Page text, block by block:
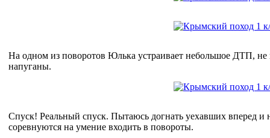
На одном из поворотов Юлька устраивает небольшое ДТП,
напуганы.
Спуск! Реальный спуск. Пытаюсь догнать уехавших вперед и
соревнуются на умение входить в повороты.